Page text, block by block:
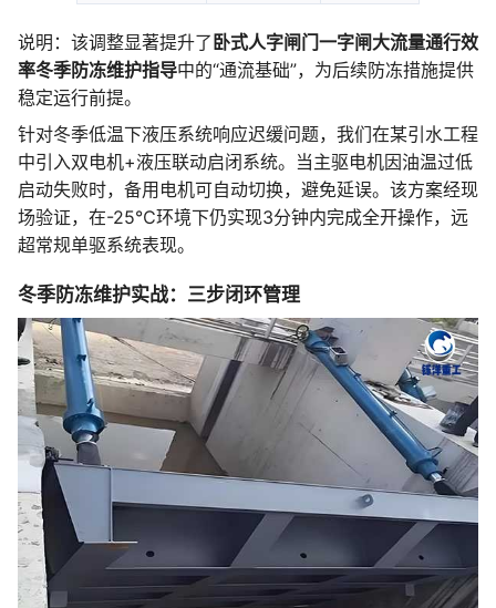
说明：该调整显著提升了卧式人字闸门一字闸大流量通行效
率冬季防冻维护指导中的“通流基础”，为后续防冻措施提供
稳定运行前提。
针对冬季低温下液压系统响应迟缓问题，我们在某引水工程
中引入双电机+液压联动启闭系统。当主驱电机因油温过低
启动失败时，备用电机可自动切换，避免延误。该方案经现
场验证，在-25℃环境下仍实现3分钟内完成全开操作，远
超常规单驱系统表现。
冬季防冻维护实战：三步闭环管理